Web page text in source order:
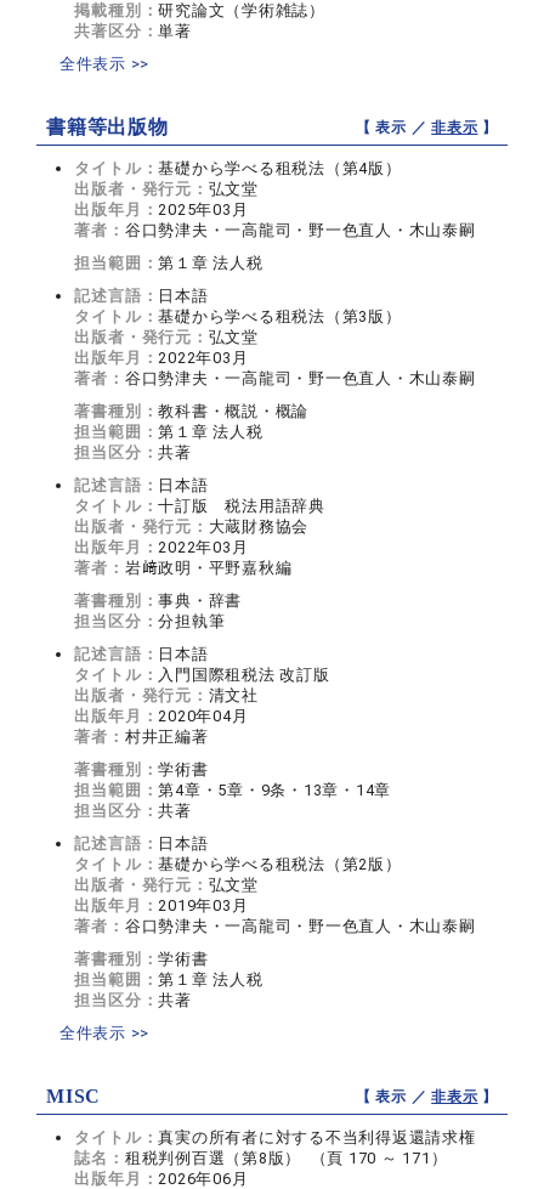
掲載種別：研究論文（学術雑誌）
共著区分：単著
全件表示 >>
書籍等出版物 【 表示 ／非表示 】
タイトル：基礎から学べる租税法（第4版）
出版者・発行元： 弘文堂
出版年月：2025年03月
著者： 谷口勢津夫・一高龍司・野一色直人・木山泰嗣
担当範囲：第１章 法人税
記述言語： 日本語
タイトル：基礎から学べる租税法（第3版）
出版者・発行元： 弘文堂
出版年月：2022年03月
著者： 谷口勢津夫・一高龍司・野一色直人・木山泰嗣
著書種別：教科書・概説・概論
担当範囲：第１章 法人税
担当区分：共著
記述言語： 日本語
タイトル：十訂版 税法用語辞典
出版者・発行元： 大蔵財務協会
出版年月：2022年03月
著者： 岩﨑政明・平野嘉秋編
著書種別：事典・辞書
担当区分：分担執筆
記述言語： 日本語
タイトル： 入門国際租税法 改訂版
出版者・発行元： 清文社
出版年月：2020年04月
著者： 村井正編著
著書種別：学術書
担当範囲：第4章・5章・9条・13章・14章
担当区分：共著
記述言語： 日本語
タイトル：基礎から学べる租税法（第2版）
出版者・発行元： 弘文堂
出版年月：2019年03月
著者： 谷口勢津夫・一高龍司・野一色直人・木山泰嗣
著書種別：学術書
担当範囲：第１章 法人税
担当区分：共著
全件表示 >>
MISC 【 表示 ／非表示 】
タイトル：真実の所有者に対する不当利得返還請求権
誌名： 租税判例百選（第8版） （頁 170 ～ 171）
出版年月：2026年06月